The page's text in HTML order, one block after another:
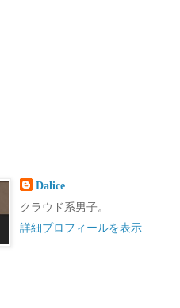
Dalice
クラウド系男子。
詳細プロフィールを表示